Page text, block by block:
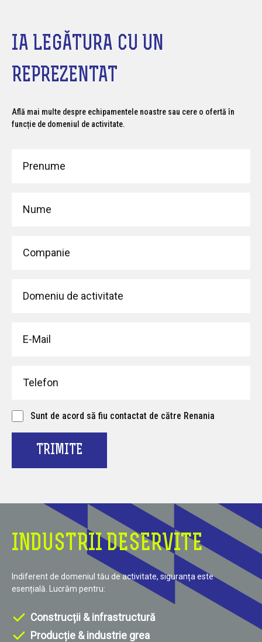
IA LEGĂTURA CU UN
REPREZENTAT
Află mai multe despre echipamentele noastre sau cere o ofertă în
funcție de domeniul de activitate.
Sunt de acord să fiu contactat de către Renania
TRIMITE
INDUSTRII DESERVITE
Indiferent de domeniul tău de activitate, siguranța este
esențială. Lucrăm pentru:
Construcții & infrastructură
Producție & industrie grea